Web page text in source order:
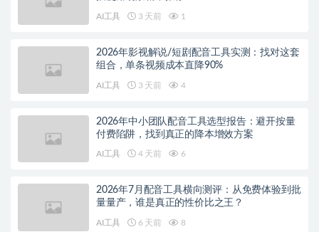
AI工具 3 天前 1
2026年影视解说/短剧配音工具实测：找对这套
组合，单条视频成本直降90%
AI工具 3 天前 4
2026年中小团队配音工具选型报告：避开按量
付费陷阱，找到真正的降本增效方案
AI工具 4 天前 6
2026年7月配音工具横向测评：从免费体验到批
量量产，谁是真正的性价比之王？
AI工具 6 天前 8